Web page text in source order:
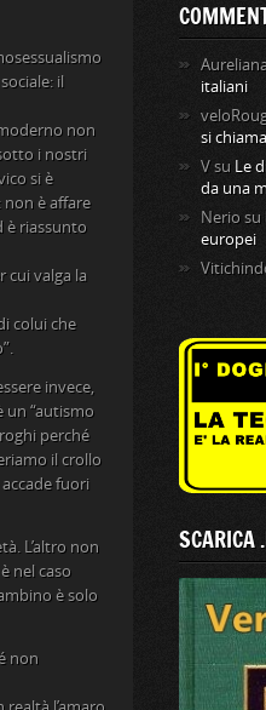
il
non
i nostri
si è
è affare
è riassunto
cui valga la
colui che
invece,
un “autismo
perché
il crollo
fuori
L’altro non
nel caso
è solo
non
Aureliana
italiani
si
V su Le
da una
Nerio su
europei
SCARICA